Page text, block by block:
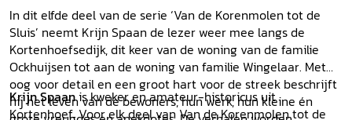
In dit elfde deel van de serie ‘Van de Korenmolen tot de
Sluis’ neemt Krijn Spaan de lezer weer mee langs de
Kortenhoefsedijk, dit keer van de woning van de familie
Ockhuijsen tot aan de woning van familie Wingelaar. Met
oog voor detail en een groot hart voor de streek beschrijft
hij het leven van de bewoners, hun werk, hun kleine én
Krijn Spaanis kweker en amateur-historicus uit
Kortenhoef. Voor elk deel van Van de Korenmolen tot de